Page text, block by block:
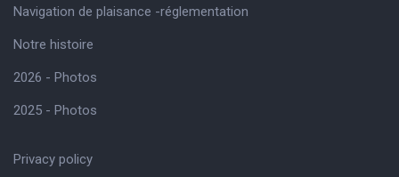
Navigation de plaisance -réglementation
Notre histoire
2026 - Photos
2025 - Photos
Privacy policy